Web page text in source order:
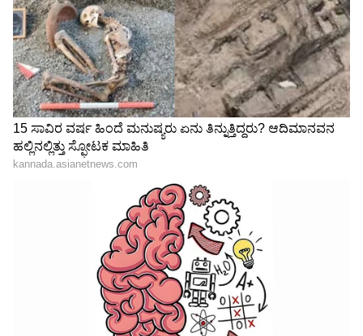
• ಕನ್ಯಾ (Virgo)
ಈ ರಾಶಿಯ ಜನ ಅತ್ಯುತ್ತಮ ತರ್ಕಬದ್ಧ (Rational) ಗುಣ
ಹೊಂದಿರುತ್ತಾರೆ. ಕೆಲಸದ ಪ್ರತಿ ಸೂಕ್ಷ್ಮ ಮಾಹಿತಿ
ಅರಿತಿರುವುದರಿಂದ ಸಹೋದ್ಯೋಗಿಗಳು ಇವರಿಂದಾಗಿ
ನಿರಾಳವಾಗಿರುತ್ತಾರೆ. ಯಾವುದೇ ಮಾಹಿತಿ (Information)
ಬೇಕಿದ್ದರೂ ಇವರನ್ನು ಕೇಳುತ್ತಾರೆ. ಯಾವುದೇ ಕೆಲಸದಲ್ಲಿ
ಇವರು ಪರಿಪೂರ್ಣತೆ (Perfection) ಬಯಸುತ್ತಾರೆ. ಹೀಗಾಗಿ,
ಅದನ್ನು ಮೂಡಿಸಲು ಸಹೋದ್ಯೋಗಿಗಳಿಗೆ ಸಹಕಾರ
ನೀಡುತ್ತಾರೆ. ಅವರಿಂದ “ಬೆಸ್ಟ್’ ಎನಿಸುವ ಕೆಲಸ
ಮಾಡಿಸುತ್ತಾರೆ. ತಮಗೆ ಎಷ್ಟು ನಷ್ಟವಾದರೂ ಸರಿ,
ಸಹೋದ್ಯೋಗಿಗಳಿಗೆ ಎಲ್ಲ ರೀತಿಯ ನೆರವನ್ನೂ ನೀಡುತ್ತಾರೆ.
ಅವರು ಖುಷಿಯಾಗಿರಬೇಕೆಂದು ಬಯಸುತ್ತಾರೆ.